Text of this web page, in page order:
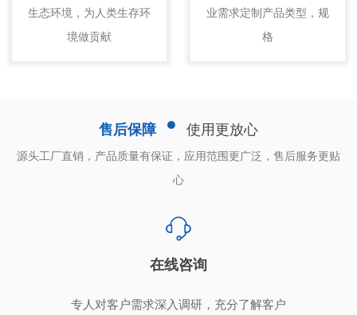
生态环境，为人类生存环
境做贡献
业需求定制产品类型，规
格
售后保障 使用更放心
源头工厂直销，产品质量有保证，应用范围更广泛，售后服务更贴
心
在线咨询
专人对客户需求深入调研，充分了解客户